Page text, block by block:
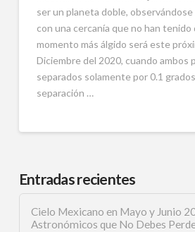
ser un planeta doble,
con una cercanía que no han tenido
momento más álgido será este
Diciembre del 2020, cuando ambos
separados solamente por 0.1
separación …
Entradas recientes
Cielo Mexicano en Mayo y Junio
Astronómicos que No Debes